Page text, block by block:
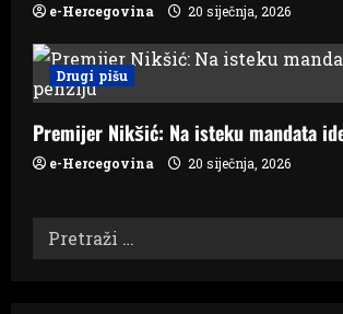
e-Hercegovina 20 siječnja, 2026
Drugi pišu
Premijer Nikšić: Na isteku mandata
e-Hercegovina 20 siječnja, 2026
Pretraži: